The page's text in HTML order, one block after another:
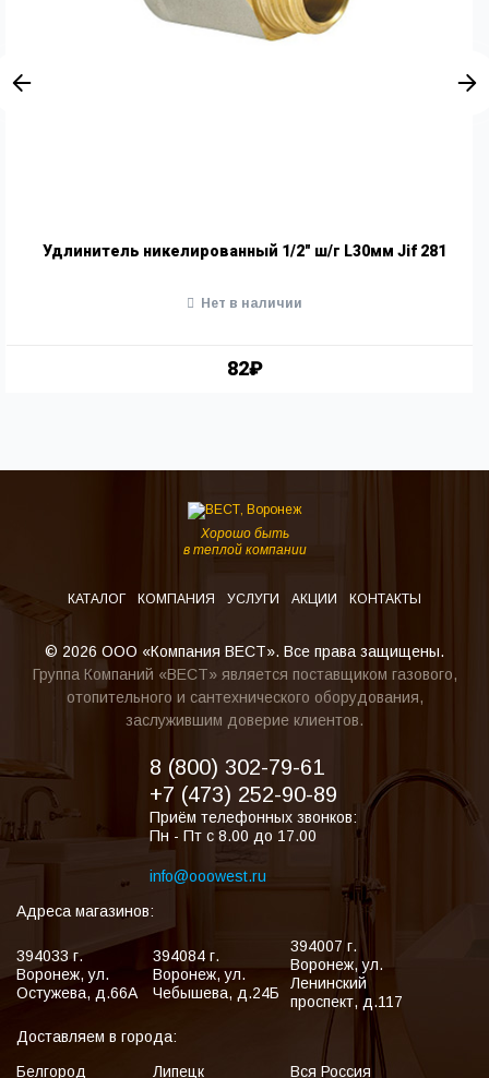
Удлинитель никелированный 1/2" ш/г L30мм Jif 281
82₽
Нет в наличии
Хорошо быть
в теплой компании
КАТАЛОГ КОМПАНИЯ УСЛУГИ АКЦИИ КОНТАКТЫ
© 2026 ООО «Компания ВЕСТ». Все права защищены.
Группа Компаний «ВЕСТ» является поставщиком газового,
отопительного и сантехнического оборудования,
заслужившим доверие клиентов.
8 (800) 302-79-61
+7 (473) 252-90-89
Приём телефонных звонков:
Пн - Пт с 8.00 до 17.00
info@ooowest.ru
Адреса магазинов:
394033 г.
Воронеж,ул.
Остужева, д.66А
394084 г.
Воронеж,ул.
Чебышева, д.24Б
394007 г.
Воронеж,ул.
Ленинский
проспект, д.117
Доставляем в города:
Белгород
Липецк Вся Россия